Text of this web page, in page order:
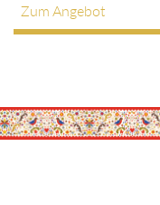
Zum Angebot